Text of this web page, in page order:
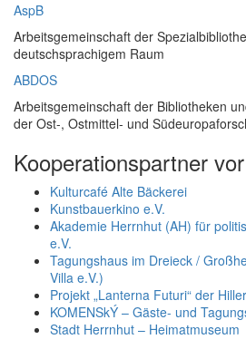
AspB
Arbeitsgemeinschaft der
deutschsprachigem Raum
ABDOS
Arbeitsgemeinschaft der Bibliotheken
der Ost-, Ostmittel- und
Kooperationspartner
Kulturcafé Alte Bäckerei
Kunstbauerkino e.V.
Akademie Herrnhut (AH) für
e.V.
Tagungshaus im Dreieck /
Villa e.V.)
Projekt „Lanterna Futuri“ der
KOMENSkÝ – Gäste- und
Stadt Herrnhut – Heimatmuseum